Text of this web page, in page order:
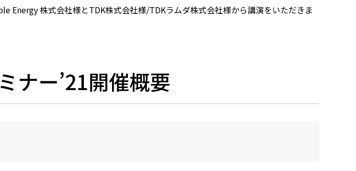
Energy 株式会社様とTDK株式会社様/TDKラムダ株式会社様から講演をいただきま
ナー’21開催概要